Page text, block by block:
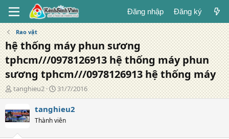
Đăng nhập Đăng ký
Rao vặt
hệ thống máy phun sương
tphcm///0978126913 hệ thống máy phun
sương tphcm///0978126913 hệ thống máy
T
á
g
i
ả
tanghieu2
N
g
à
y
đ
31/7/2016
tanghieu2
Thành viên